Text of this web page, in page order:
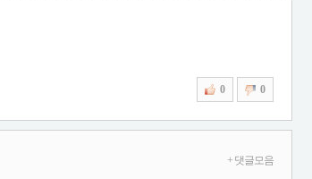
0 0
+ 댓글모음